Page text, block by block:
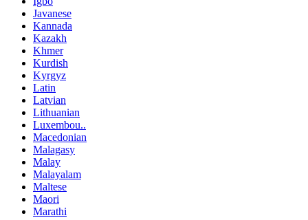
Javanese
Kannada
Kazakh
Khmer
Kurdish
Kyrgyz
Latin
Latvian
Lithuanian
Luxembou..
Macedonian
Malagasy
Malay
Malayalam
Maltese
Maori
Marathi